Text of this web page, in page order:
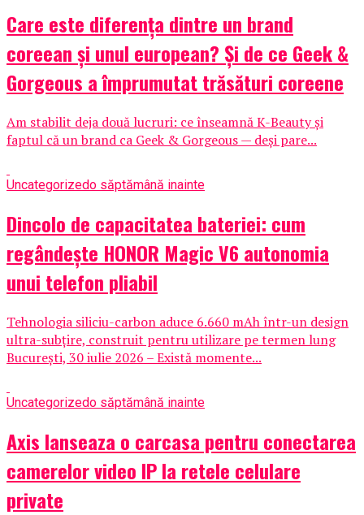
Care este diferența dintre un brand
coreean și unul european? Și de ce Geek &
Gorgeous a împrumutat trăsături coreene
Am stabilit deja două lucruri: ce înseamnă K-Beauty și
faptul că un brand ca Geek & Gorgeous — deși pare...
Uncategorizedo săptămână inainte
Dincolo de capacitatea bateriei: cum
regândește HONOR Magic V6 autonomia
unui telefon pliabil
Tehnologia siliciu-carbon aduce 6.660 mAh într-un design
ultra-subțire, construit pentru utilizare pe termen lung
București, 30 iulie 2026 – Există momente...
Uncategorizedo săptămână inainte
Axis lanseaza o carcasa pentru conectarea
camerelor video IP la retele celulare
private